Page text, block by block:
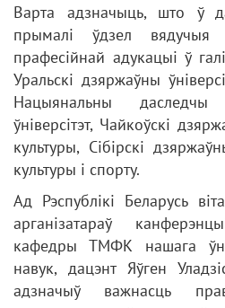
Варта адзначыць, што ў
прымалі ўдзел вядучыя
прафесійнай адукацыі ў
Уральскі дзяржаўны
Нацыянальны
ўніверсітэт, Чайкоўскі
культуры, Сібірскі
культуры і спорту.
Ад Рэспублікі Беларусь
арганізатараў
кафедры ТМФК нашага
навук, дацэнт Яўген
адзначыў важнасць